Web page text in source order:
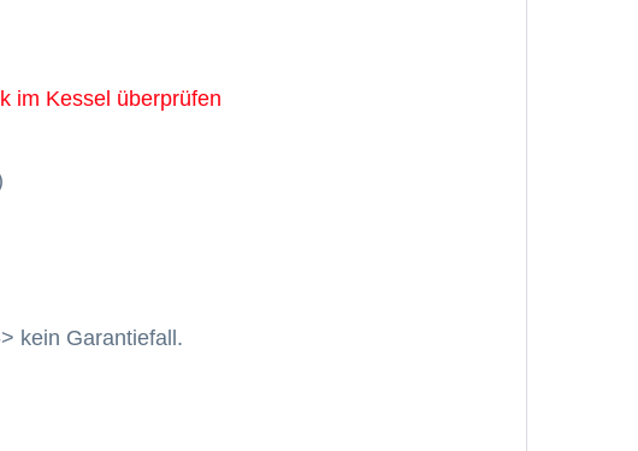
im Kessel überprüfen
kein Garantiefall.